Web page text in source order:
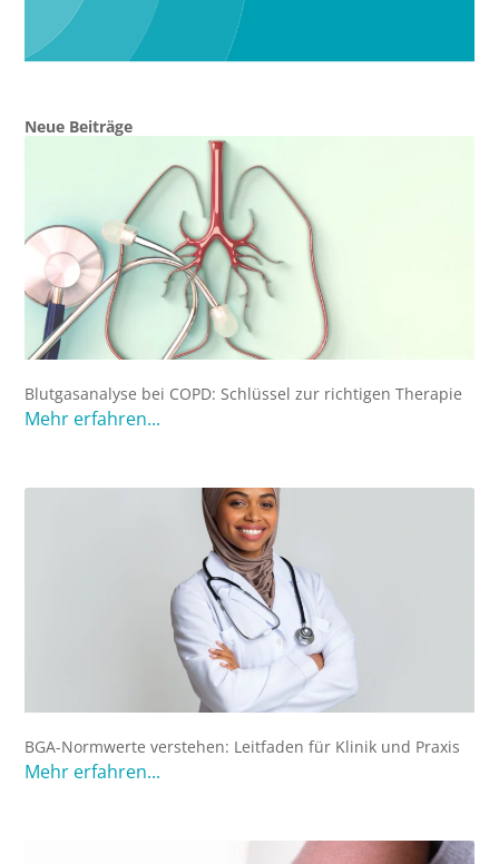
Neue Beiträge
Blutgasanalyse bei COPD: Schlüssel zur richtigen Therapie
Mehr erfahren...
BGA-Normwerte verstehen: Leitfaden für Klinik und Praxis
Mehr erfahren...